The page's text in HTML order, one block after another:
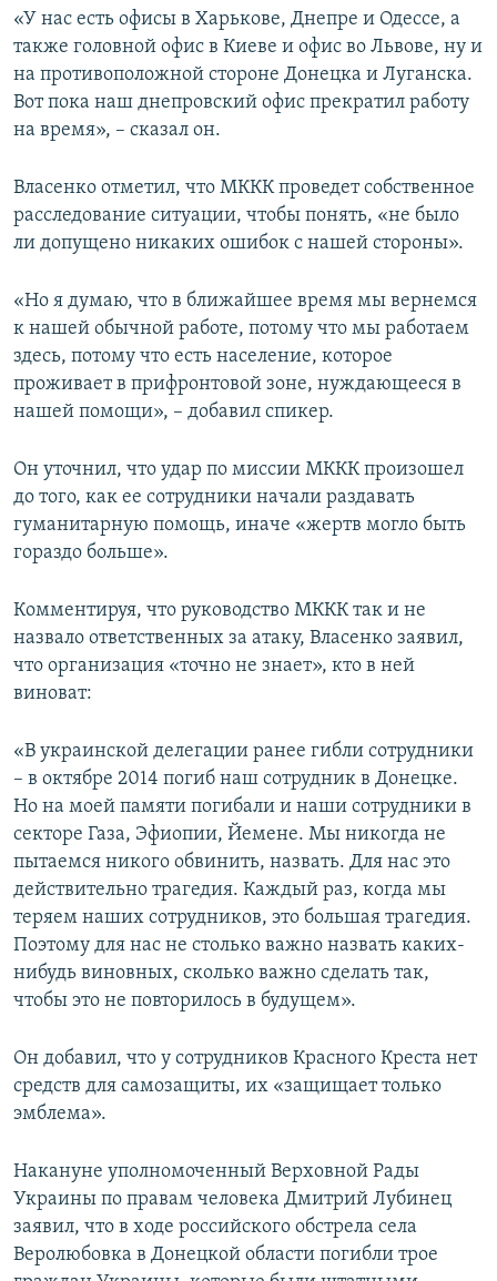
«У нас есть офисы в Харькове, Днепре и Одессе, а
также головной офис в Киеве и офис во Львове, ну и
на противоположной стороне Донецка и Луганска.
Вот пока наш днепровский офис прекратил работу
на время», – сказал он.
Власенко отметил, что МККК проведет собственное
расследование ситуации, чтобы понять, «не было
ли допущено никаких ошибок с нашей стороны».
«Но я думаю, что в ближайшее время мы вернемся
к нашей обычной работе, потому что мы работаем
здесь, потому что есть население, которое
проживает в прифронтовой зоне, нуждающееся в
нашей помощи», – добавил спикер.
Он уточнил, что удар по миссии МККК произошел
до того, как ее сотрудники начали раздавать
гуманитарную помощь, иначе «жертв могло быть
гораздо больше».
Комментируя, что руководство МККК так и не
назвало ответственных за атаку, Власенко заявил,
что организация «точно не знает», кто в ней
виноват:
«В украинской делегации ранее гибли сотрудники
– в октябре 2014 погиб наш сотрудник в Донецке.
Но на моей памяти погибали и наши сотрудники в
секторе Газа, Эфиопии, Йемене. Мы никогда не
пытаемся никого обвинить, назвать. Для нас это
действительно трагедия. Каждый раз, когда мы
теряем наших сотрудников, это большая трагедия.
Поэтому для нас не столько важно назвать каких-
нибудь виновных, сколько важно сделать так,
чтобы это не повторилось в будущем».
Он добавил, что у сотрудников Красного Креста нет
средств для самозащиты, их «защищает только
эмблема».
Накануне уполномоченный Верховной Рады
Украины по правам человека Дмитрий Лубинец
заявил, что в ходе российского обстрела села
Веролюбовка в Донецкой области погибли трое